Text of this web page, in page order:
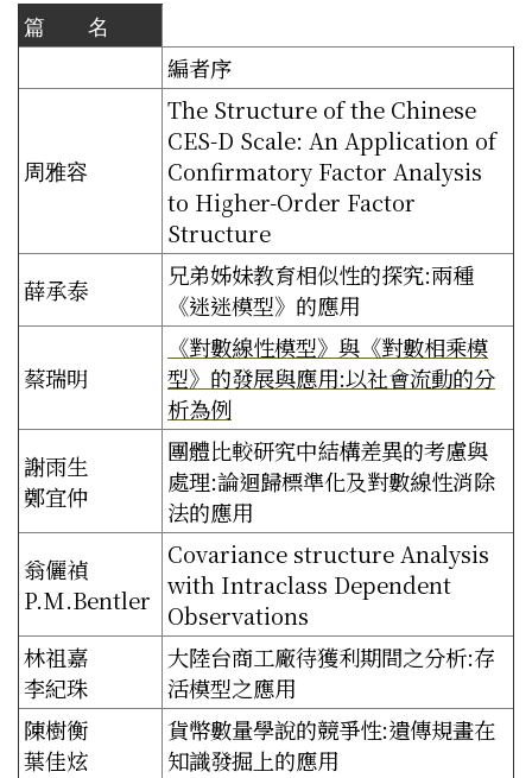
篇 名
編者序
周雅容
The Structure of the Chinese
CES-D Scale: An Application of
Confirmatory Factor Analysis
to Higher-Order Factor
Structure
薛承泰
兄弟姊妹教育相似性的探究:兩種
《迷迷模型》的應用
蔡瑞明
《對數線性模型》與《對數相乘模
型》的發展與應用:以社會流動的分
析為例
謝雨生
鄭宜仲
團體比較研究中結構差異的考慮與
處理:論迴歸標準化及對數線性消除
法的應用
翁儷禎
P.M.Bentler
Covariance structure Analysis
with Intraclass Dependent
Observations
林祖嘉
李紀珠
大陸台商工廠待獲利期間之分析:存
活模型之應用
陳樹衡
葉佳炫
貨幣數量學說的競爭性:遺傳規畫在
知識發掘上的應用